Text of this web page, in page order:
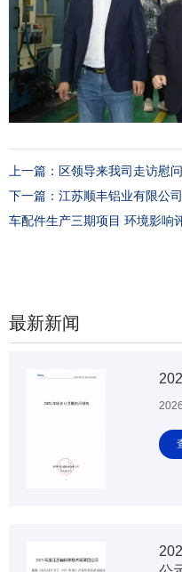
上一篇： 区领导来我司走访慰问
下一篇： 江苏顺丰铝业有限公
车配件生产三期项目 环境影响
最新新闻